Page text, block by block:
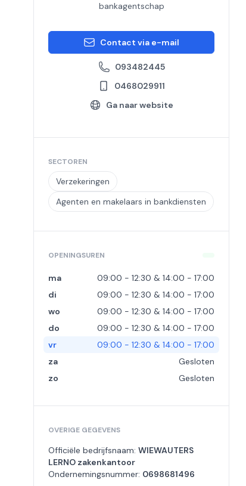
bankagentschap
Contact via e-mail
093482445
0468029911
Ga naar website
SECTOREN
Verzekeringen
Agenten en makelaars in bankdiensten
OPENINGSUREN
ma
09:00 - 12:30 & 14:00 - 17:00
di
09:00 - 12:30 & 14:00 - 17:00
wo
09:00 - 12:30 & 14:00 - 17:00
do
09:00 - 12:30 & 14:00 - 17:00
vr
09:00 - 12:30 & 14:00 - 17:00
za
Gesloten
zo
Gesloten
OVERIGE GEGEVENS
Officiële bedrijfsnaam: WIEWAUTERS
LERNO zakenkantoor
Ondernemingsnummer: 0698681496